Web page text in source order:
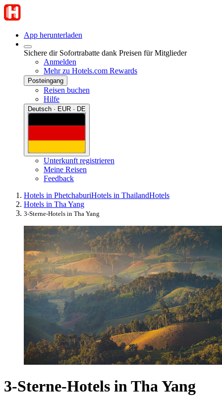
App herunterladen
Sichere dir Sofortrabatte dank Preisen für Mitglieder
Anmelden
Mehr zu Hotels.com Rewards
Posteingang
Reisen buchen
Hilfe
Deutsch · EUR · DE
Unterkunft registrieren
Meine Reisen
Feedback
Hotels in PhetchaburiHotels in ThailandHotels
Hotels in Tha Yang
3-Sterne-Hotels in Tha Yang
3-Sterne-Hotels in Tha Yang